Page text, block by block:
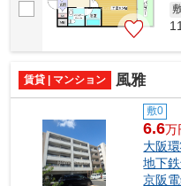
賃貸 | マンション 風雅
敷0
6.6万
大阪
地下
京阪